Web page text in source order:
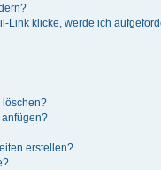
Link klicke, werde ich
löschen?
erstellen?